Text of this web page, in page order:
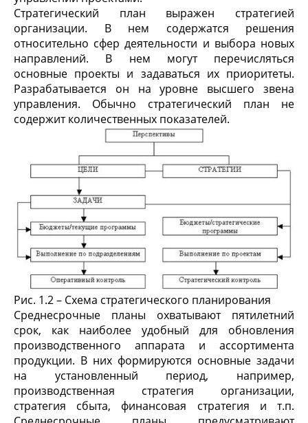
Стратегический план выражен стратегией
организации. В нем содержатся решения
относительно сфер деятельности и выбора новых
направлений. В нем могут перечисляться
основные проекты и задаваться их приоритеты.
Разрабатывается он на уровне высшего звена
управления. Обычно стратегический план не
содержит количественных показателей.
Рис. 1.2 – Схема стратегического планирования
Среднесрочные планы охватывают пятилетний
срок, как наиболее удобный для обновления
производственного аппарата и ассортимента
продукции. В них формируются основные задачи
на установленный период, например,
производственная стратегия организации,
стратегия сбыта, финансовая стратегия и т.п.